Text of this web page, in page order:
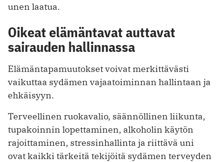
unen laatua.
Oikeat elämäntavat auttavat
sairauden hallinnassa
Elämäntapamuutokset voivat merkittävästi
vaikuttaa sydämen vajaatoiminnan hallintaan ja
ehkäisyyn.
Terveellinen ruokavalio, säännöllinen liikunta,
tupakoinnin lopettaminen, alkoholin käytön
rajoittaminen, stressinhallinta ja riittävä uni
ovat kaikki tärkeitä tekijöitä sydämen terveyden